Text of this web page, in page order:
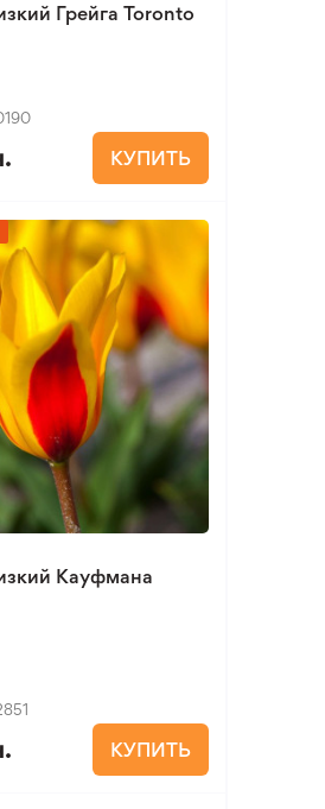
Грейга Toronto
КУПИТЬ
Кауфмана
КУПИТЬ